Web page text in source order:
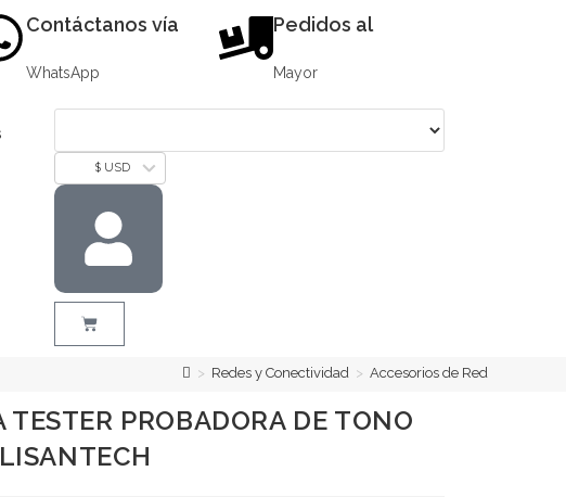
Contáctanos vía
WhatsApp
Pedidos al
Mayor
$ USD
> Redes y Conectividad > Accesorios de Red
TESTER PROBADORA DE TONO